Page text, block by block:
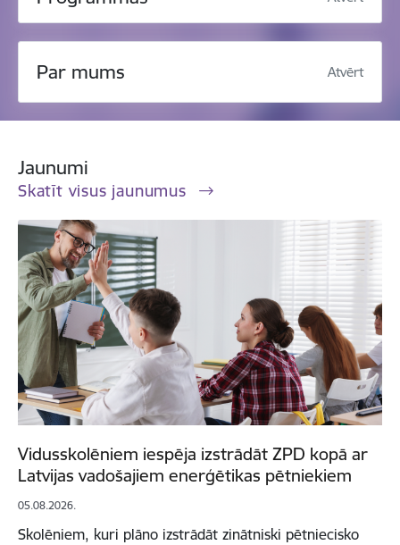
Par mums Atvērt
Jaunumi
Skatīt visus jaunumus
Vidusskolēniem iespēja izstrādāt ZPD kopā ar
Latvijas vadošajiem enerģētikas pētniekiem
05.08.2026.
Skolēniem, kuri plāno izstrādāt zinātniski pētniecisko